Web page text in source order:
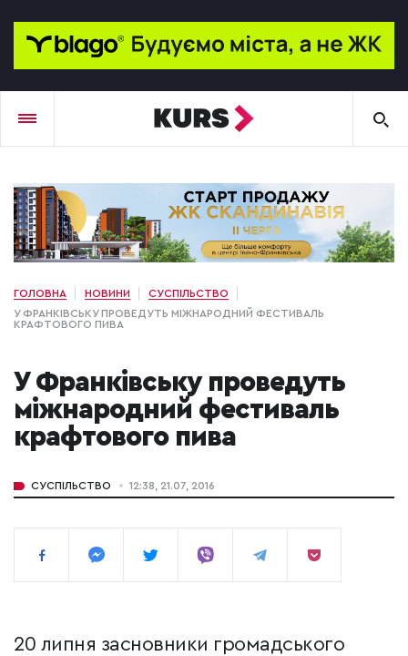
ГОЛОВНА НОВИНИ
СУСПІЛЬСТВО
У ФРАНКІВСЬКУ ПРОВЕДУТЬ МІЖНАРОДНИЙ ФЕСТИВАЛЬ
КРАФТОВОГО ПИВА
У Франківську проведуть
міжнародний фестиваль
крафтового пива
СУСПІЛЬСТВО 12:38, 21.07, 2016
20 липня засновники громадського